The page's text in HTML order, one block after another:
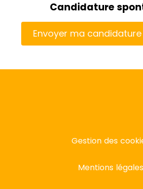
Candidature
Envoyer ma
Gestion des
Mentions légales